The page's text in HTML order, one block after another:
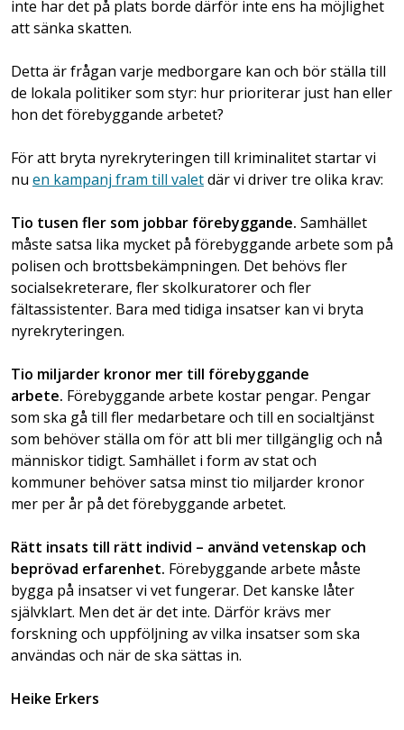
inte har det på plats borde därför inte ens ha möjlighet
att sänka skatten.
Detta är frågan varje medborgare kan och bör ställa till
de lokala politiker som styr: hur prioriterar just han eller
hon det förebyggande arbetet?
För att bryta nyrekryteringen till kriminalitet startar vi
nu en kampanj fram till valetdär vi driver tre olika krav:
Tio tusen fler som jobbar förebyggande. Samhället
måste satsa lika mycket på förebyggande arbete som på
polisen och brottsbekämpningen. Det behövs fler
socialsekreterare, fler skolkuratorer och fler
fältassistenter. Bara med tidiga insatser kan vi bryta
nyrekryteringen.
Tio miljarder kronor mer till förebyggande
arbete. Förebyggande arbete kostar pengar. Pengar
som ska gå till fler medarbetare och till en socialtjänst
som behöver ställa om för att bli mer tillgänglig och nå
människor tidigt. Samhället i form av stat och
kommuner behöver satsa minst tio miljarder kronor
mer per år på det förebyggande arbetet.
Rätt insats till rätt individ – använd vetenskap och
beprövad erfarenhet. Förebyggande arbete måste
bygga på insatser vi vet fungerar. Det kanske låter
självklart. Men det är det inte. Därför krävs mer
forskning och uppföljning av vilka insatser som ska
användas och när de ska sättas in.
Heike Erkers